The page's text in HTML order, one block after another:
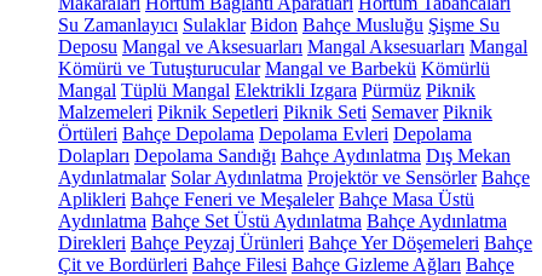
Su Zamanlayıcı Sulaklar Bidon Bahçe Musluğu Şişme Su
Deposu Mangal ve Aksesuarları Mangal Aksesuarları Mangal
Kömürü ve Tutuşturucular Mangal ve Barbekü Kömürlü
Mangal Tüplü Mangal Elektrikli Izgara Pürmüz Piknik
Malzemeleri Piknik Sepetleri Piknik Seti Semaver Piknik
Örtüleri Bahçe Depolama Depolama Evleri Depolama
Dolapları Depolama Sandığı Bahçe Aydınlatma Dış Mekan
Aydınlatmalar Solar Aydınlatma Projektör ve Sensörler Bahçe
Aplikleri Bahçe Feneri ve Meşaleler Bahçe Masa Üstü
Aydınlatma Bahçe Set Üstü Aydınlatma Bahçe Aydınlatma
Direkleri Bahçe Peyzaj Ürünleri Bahçe Yer Döşemeleri Bahçe
Çit ve Bordürleri Bahçe Filesi Bahçe Gizleme Ağları Bahçe